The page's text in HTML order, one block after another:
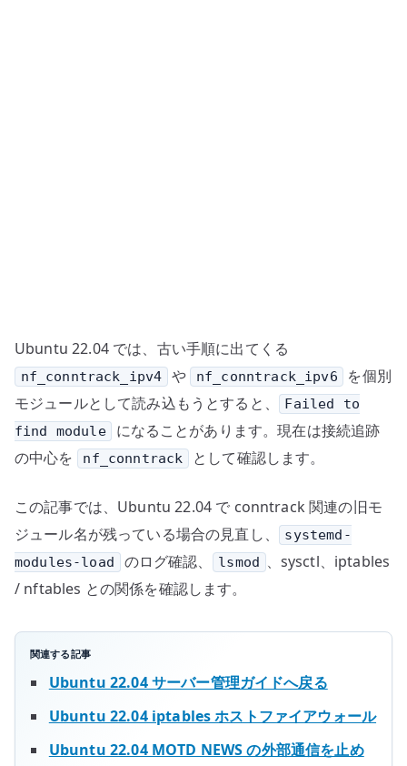
へ
の
Ubuntu 22.04 では、古い手順に出てくる
nf_conntrack_ipv4 や nf_conntrack_ipv6
を個別
モジュールとして読み込もうとすると、
Failed to
find module
になることがあります。現在は接続追跡
の中心を
nf_conntrack として確認します。
この記事では、Ubuntu 22.04 で conntrack 関連の旧モ
ジュール名が残っている場合の見直し、
systemd-
modules-load
のログ確認、 lsmod 、sysctl、iptables
/ nftables との関係を確認します。
関連する記事
Ubuntu 22.04 サーバー管理ガイドへ戻る
Ubuntu 22.04 iptables ホストファイアウォール
Ubuntu 22.04 MOTD NEWS の外部通信を止め